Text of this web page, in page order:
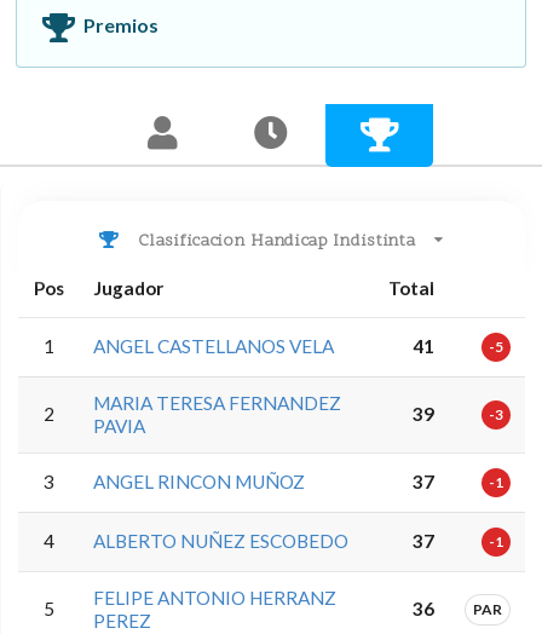
Premios
Clasificacion Handicap Indistinta
Pos Jugador Total
1 ANGEL CASTELLANOS VELA 41 -5
2
MARIA TERESA FERNANDEZ
PAVIA
39 -3
3 ANGEL RINCON MUÑOZ 37 -1
4 ALBERTO NUÑEZ ESCOBEDO 37 -1
5
FELIPE ANTONIO HERRANZ
PEREZ
36 PAR